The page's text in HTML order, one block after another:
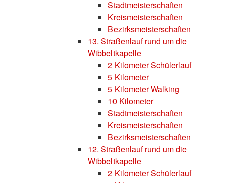
Stadtmeisterschaften
Kreismeisterschaften
Bezirksmeisterschaften
13. Straßenlauf rund um die
Wibbeltkapelle
2 Kilometer Schülerlauf
5 Kilometer
5 Kilometer Walking
10 Kilometer
Stadtmeisterschaften
Kreismeisterschaften
Bezirksmeisterschaften
12. Straßenlauf rund um die
Wibbeltkapelle
2 Kilometer Schülerlauf